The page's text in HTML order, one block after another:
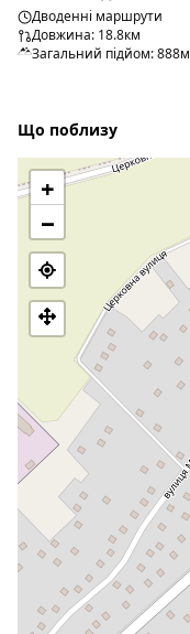
Дводенні маршрути
Довжина: 18.8км
Загальний підйом: 888м
Що поблизу
+
−